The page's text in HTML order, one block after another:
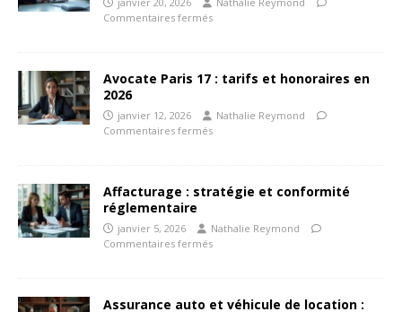
Commentaires fermés
Avocate Paris 17 : tarifs et honoraires en
2026
janvier 12, 2026
Nathalie Reymond
Commentaires fermés
Affacturage : stratégie et conformité
réglementaire
janvier 5, 2026
Nathalie Reymond
Commentaires fermés
Assurance auto et véhicule de location :